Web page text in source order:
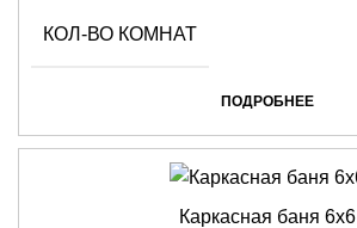
КОЛ-ВО КОМНАТ
ПОДРОБНЕЕ
Каркасная баня 6х6